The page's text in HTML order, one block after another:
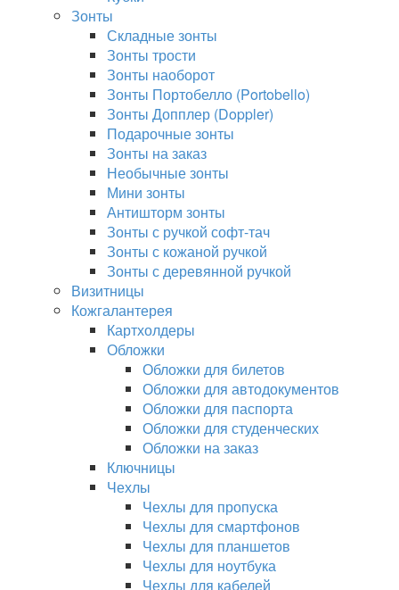
Зонты
Складные зонты
Зонты трости
Зонты наоборот
Зонты Портобелло (Portobello)
Зонты Допплер (Doppler)
Подарочные зонты
Зонты на заказ
Необычные зонты
Мини зонты
Антишторм зонты
Зонты с ручкой софт-тач
Зонты с кожаной ручкой
Зонты с деревянной ручкой
Визитницы
Кожгалантерея
Картхолдеры
Обложки
Обложки для билетов
Обложки для автодокументов
Обложки для паспорта
Обложки для студенческих
Обложки на заказ
Ключницы
Чехлы
Чехлы для пропуска
Чехлы для смартфонов
Чехлы для планшетов
Чехлы для ноутбука
Чехлы для кабелей